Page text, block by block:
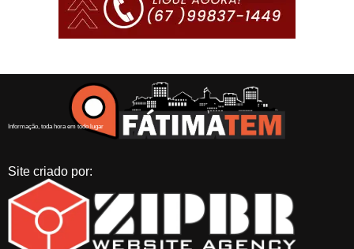
Informação, toda hora em todo lugar
Site criado por: